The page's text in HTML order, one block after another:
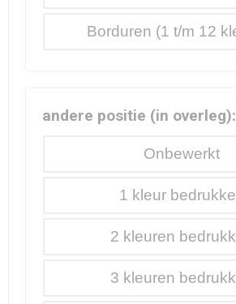
Borduren
andere positie (in overleg):
Onbewerkt
1
2
3